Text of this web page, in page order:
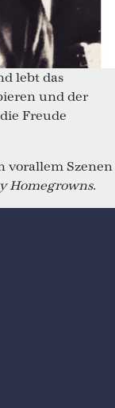
lebt das
und der
Freude
vorallem Szenen
Homegrowns.